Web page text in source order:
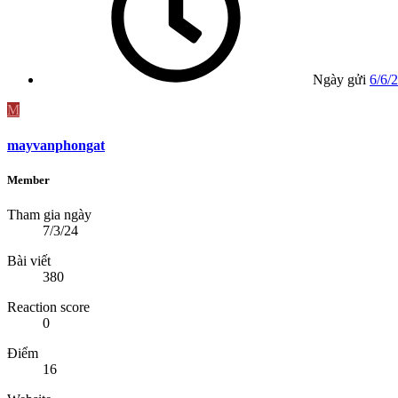
Ngày gửi 6/6/
M
mayvanphongat
Member
Tham gia ngày
7/3/24
Bài viết
380
Reaction score
0
Điểm
16